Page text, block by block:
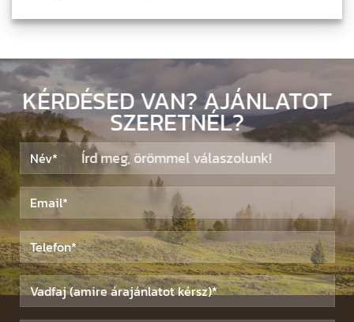
KÉRDÉSED VAN? AJÁNLATOT
SZERETNÉL?
Írd meg, örömmel válaszolunk!